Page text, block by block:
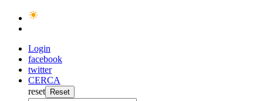
Login
facebook
twitter
CERCA
reset